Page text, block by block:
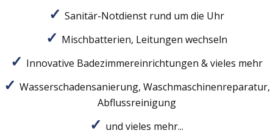
Sanitär-Notdienst rund um die Uhr
Mischbatterien, Leitungen wechseln
Innovative Badezimmereinrichtungen & vieles mehr
Wasserschadensanierung, Waschmaschinenreparatur,
Abflussreinigung
und vieles mehr...